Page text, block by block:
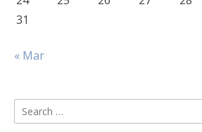
31
« Mar
Search
for: